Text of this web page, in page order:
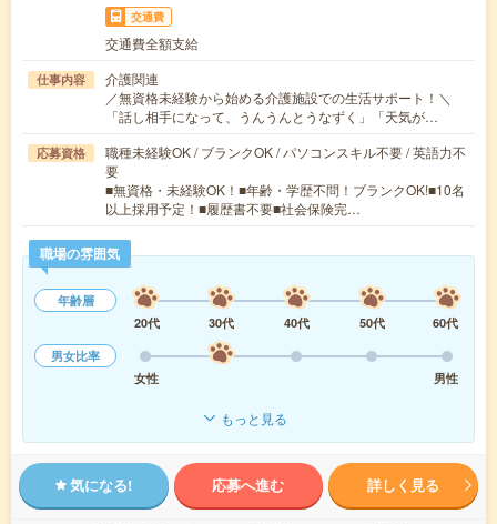
交通費
交通費全額支給
仕事内容
介護関連
／無資格未経験から始める介護施設での生活サポート！＼
「話し相手になって、うんうんとうなずく」「天気が…
応募資格
職種未経験OK / ブランクOK / パソコンスキル不要 / 英語力不
要
■無資格・未経験OK！■年齢・学歴不問！ブランクOK!■10名
以上採用予定！■履歴書不要■社会保険完…
職場の雰囲気
年齢層
20代
30代 40代 50代
60代
男女比率
女性
男性
もっと見る
気になる! 応募へ進む 詳しく見る